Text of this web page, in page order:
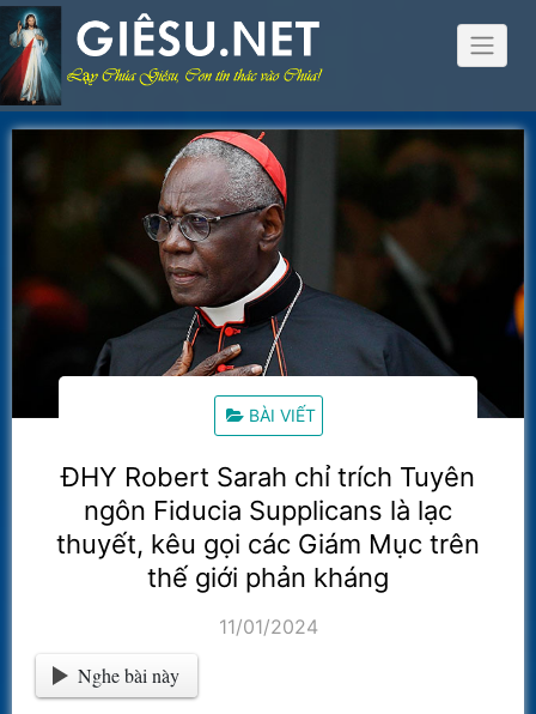
Skip
to
content
BÀI VIẾT
ĐHY Robert Sarah chỉ trích Tuyên
ngôn Fiducia Supplicans là lạc
thuyết, kêu gọi các Giám Mục trên
thế giới phản kháng
11/01/2024
Nghe bài này